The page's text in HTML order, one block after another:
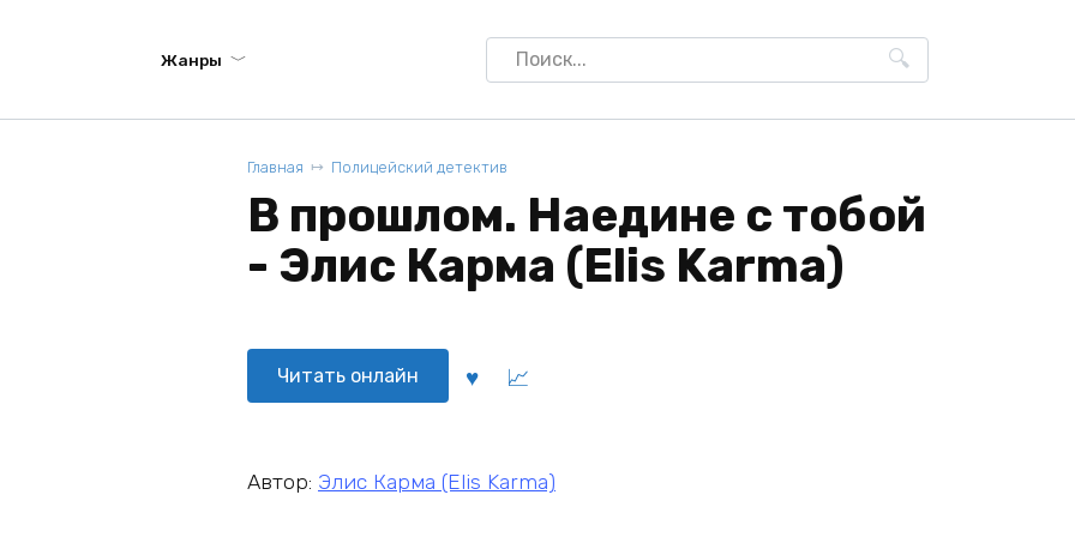
Жанры
Search
for:
Главная Полицейский детектив
В прошлом. Наедине с тобой
- Элис Карма (Elis Karma)
Читать онлайн
Автор: Элис Карма (Elis Karma)